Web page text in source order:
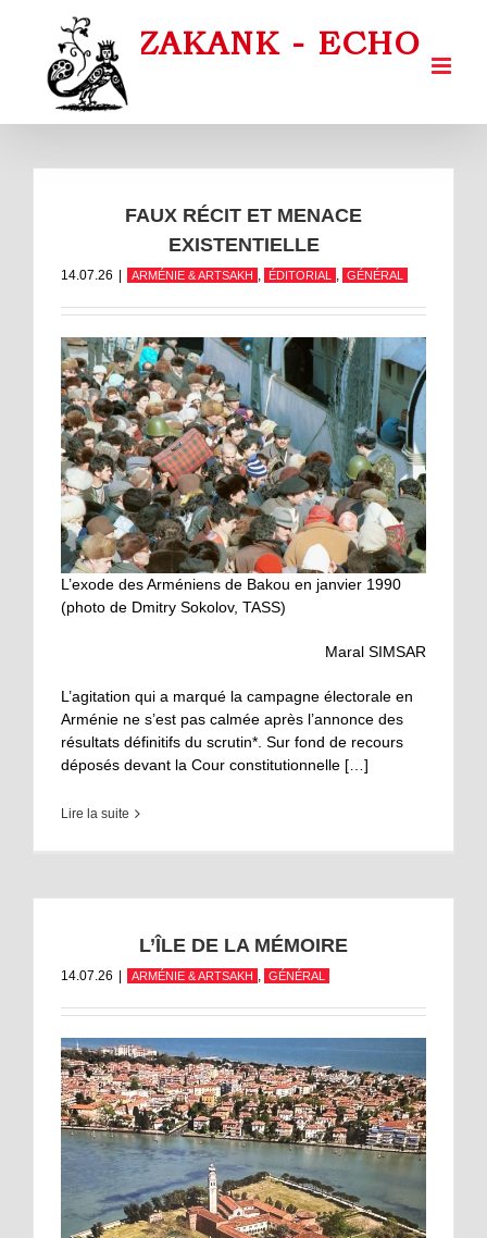
FAUX RÉCIT ET MENACE
EXISTENTIELLE
14.07.26 ARMÉNIE & ARTSAKH , ÉDITORIAL , GÉNÉRAL
L’exode des Arméniens de Bakou en janvier 1990
(photo de Dmitry Sokolov, TASS)
Maral SIMSAR
L’agitation qui a marqué la campagne électorale en
Arménie ne s’est pas calmée après l’annonce des
résultats définitifs du scrutin*. Sur fond de recours
déposés devant la Cour constitutionnelle […]
Lire la suite
L’ÎLE DE LA MÉMOIRE
14.07.26 ARMÉNIE & ARTSAKH , GÉNÉRAL